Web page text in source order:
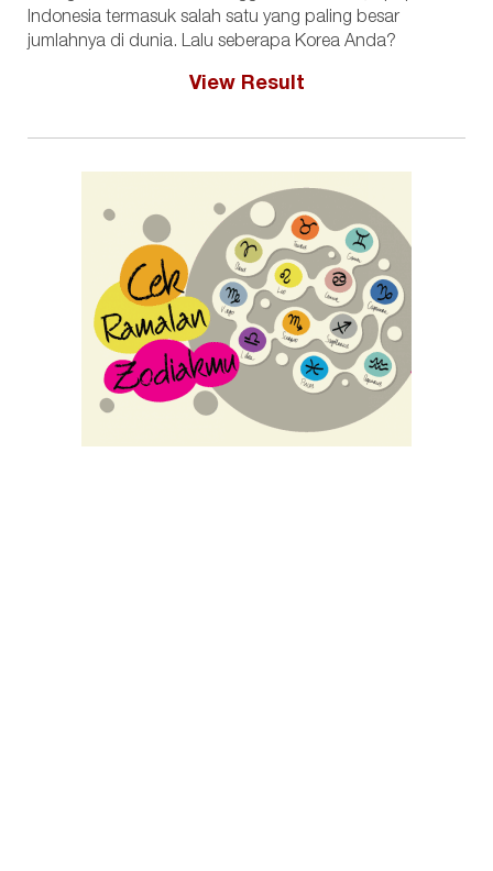
Indonesia termasuk salah satu yang paling besar
jumlahnya di dunia. Lalu seberapa Korea Anda?
View Result